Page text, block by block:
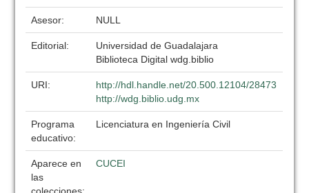
Asesor: NULL
Editorial:
Universidad de Guadalajara
Biblioteca Digital wdg.biblio
URI:
http://hdl.handle.net/20.500.12104/28473
http://wdg.biblio.udg.mx
Programa
educativo:
Licenciatura en Ingeniería Civil
Aparece en
las
CUCEI